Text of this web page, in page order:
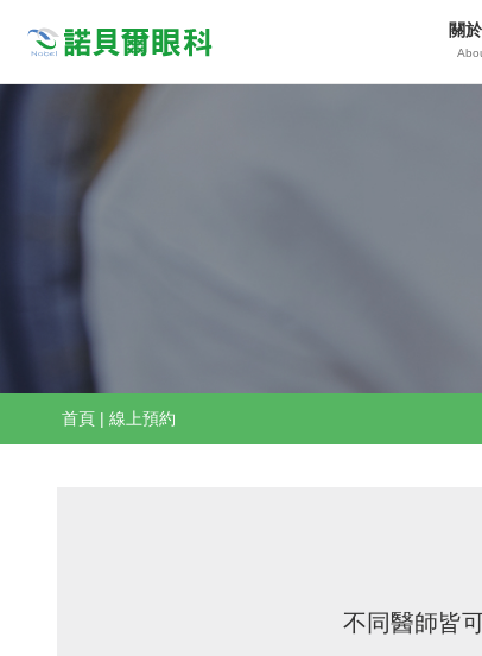
關
首頁 | 線上預約
不同醫師皆